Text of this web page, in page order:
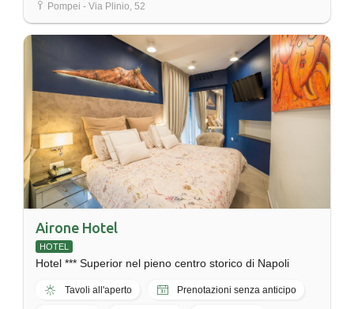
Pompei - Via Plinio, 52
Airone Hotel
HOTEL
Hotel *** Superior nel pieno centro storico di Napoli
Tavoli all'aperto Prenotazioni senza anticipo